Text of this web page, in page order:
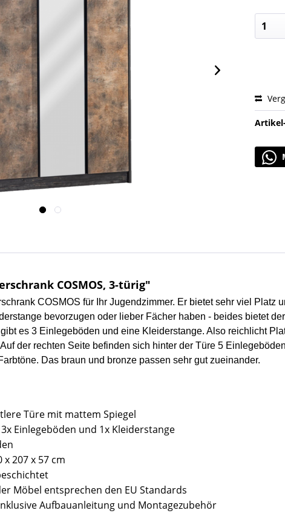
COSMOS, 3-türig"
COSMOS für Ihr Jugendzimmer. Er bietet sehr viel Platz
bevorzugen oder lieber Fächer haben - beides bietet
es 3 Einlegeböden und eine Kleiderstange. Also reichlicht
der rechten Seite befinden sich hinter der Türe 5
Das braun und bronze passen sehr gut zueinander.
Türe mit mattem Spiegel
Einlegeböden und 1x Kleiderstange
207 x 57 cm
Möbel entsprechen den EU Standards
Aufbauanleitung und Montagezubehör